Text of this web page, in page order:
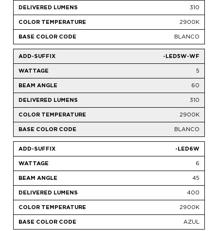
310
2900K
BLANCO
-LED5W-WF
5
60
310
2900K
BLANCO
-LED6W
6
45
400
2900K
AZUL